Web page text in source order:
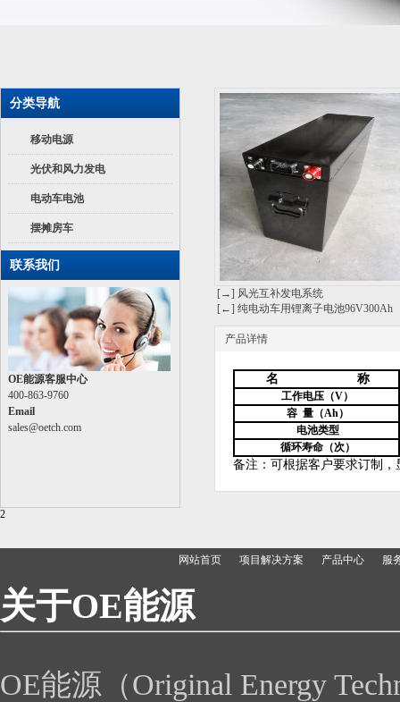
分类导航
移动电源
光伏和风力发电
电动车电池
摆摊房车
联系我们
OE能源客服中心
400-863-9760
Email
sales@oetch.com
[→] 风光互补发电系统
[←] 纯电动车用锂离子电池96V300Ah
产品详情
名 称
工作电压（V）
容 量（Ah）
电池类型
循环寿命（次）
备注：可根据客户要求订制
2
网站首页 项目解决方案 产品中心 服
关于OE能源
OE能源（Original Energy